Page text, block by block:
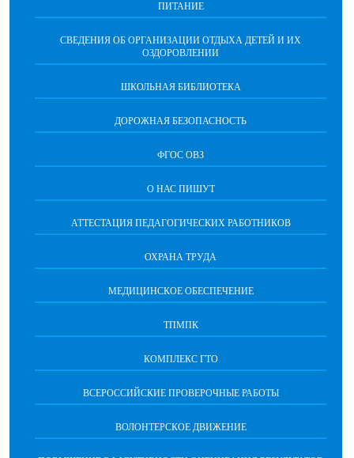
ПИТАНИЕ
СВЕДЕНИЯ ОБ ОРГАНИЗАЦИИ ОТДЫХА ДЕТЕЙ И ИХ
ОЗДОРОВЛЕНИИ
ШКОЛЬНАЯ БИБЛИОТЕКА
ДОРОЖНАЯ БЕЗОПАСНОСТЬ
ФГОС ОВЗ
О НАС ПИШУТ
АТТЕСТАЦИЯ ПЕДАГОГИЧЕСКИХ РАБОТНИКОВ
ОХРАНА ТРУДА
МЕДИЦИНСКОЕ ОБЕСПЕЧЕНИЕ
ТПМПК
КОМПЛЕКС ГТО
ВСЕРОССИЙСКИЕ ПРОВЕРОЧНЫЕ РАБОТЫ
ВОЛОНТЕРСКОЕ ДВИЖЕНИЕ